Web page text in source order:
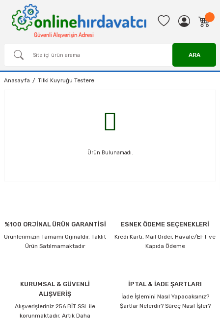
ARA
Anasayfa Tilki Kuyruğu Testere
Ürün Bulunamadı.
%100 ORJİNAL ÜRÜN GARANTİSİ
Ürünlerimizin Tamamı Orjinaldir. Taklit
Ürün Satılmamaktadır
ESNEK ÖDEME SEÇENEKLERİ
Kredi Kartı, Mail Order, Havale/EFT ve
Kapıda Ödeme
KURUMSAL & GÜVENLİ
ALIŞVERİŞ
Alışverişleriniz 256 BİT SSL ile
korunmaktadır. Artık Daha
İPTAL & İADE ŞARTLARI
İade İşlemini Nasıl Yapacaksınız?
Şartlar Nelerdir? Süreç Nasıl İşler?